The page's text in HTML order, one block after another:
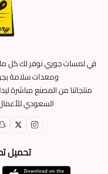
في لمسات جوري نوفر لك كل ما
ومعدات سلامة
منتجاتنا من المصنع مباشرة
السعودي للأعمال برقم
تحميل